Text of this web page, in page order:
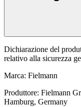
Dichiarazione del
relativo alla sicurezza
Marca: Fielmann
Produttore: Fielmann
Hamburg, Germany